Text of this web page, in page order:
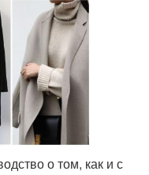
о том, как и с